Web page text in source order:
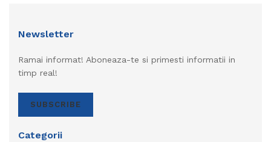
Newsletter
Ramai informat! Aboneaza-te si primesti informatii in
timp real!
SUBSCRIBE
Categorii